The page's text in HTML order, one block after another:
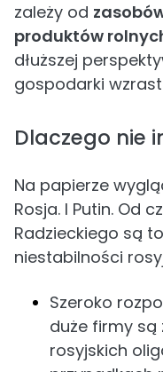
zależy od
produktów
dłuższej
gospodarki
Dlaczego nie
Na papierze
Rosja. I Putin. Od
Radzieckiego są
niestabilności
Szeroko
duże firmy są
rosyjskich